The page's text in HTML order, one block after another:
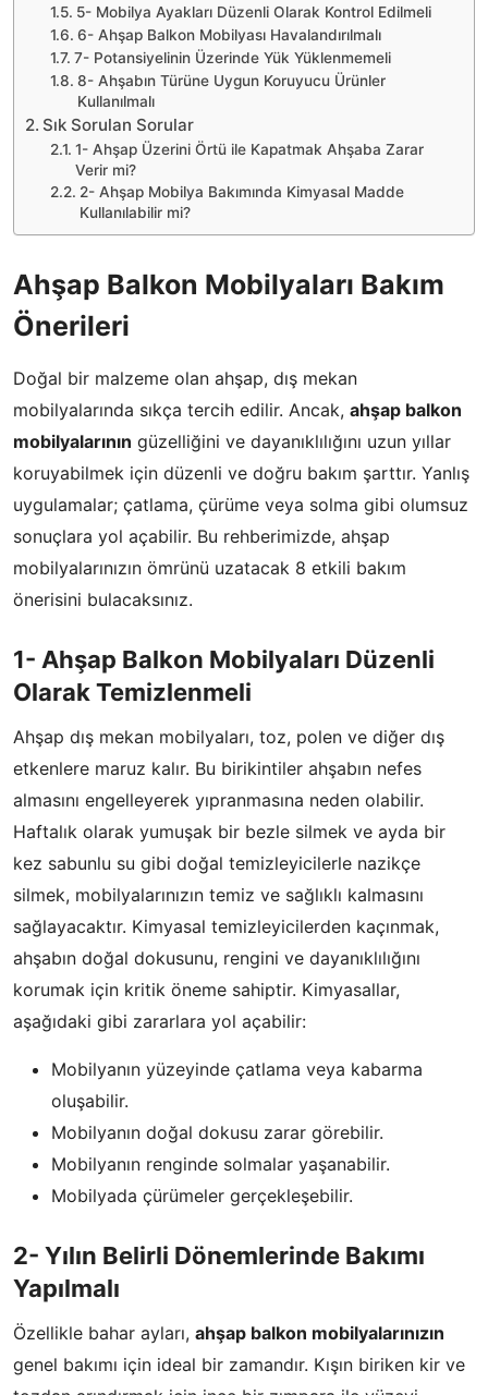
5- Mobilya Ayakları Düzenli Olarak Kontrol Edilmeli
6- Ahşap Balkon Mobilyası Havalandırılmalı
7- Potansiyelinin Üzerinde Yük Yüklenmemeli
8- Ahşabın Türüne Uygun Koruyucu Ürünler
Kullanılmalı
Sık Sorulan Sorular
1- Ahşap Üzerini Örtü ile Kapatmak Ahşaba Zarar
Verir mi?
2- Ahşap Mobilya Bakımında Kimyasal Madde
Kullanılabilir mi?
Ahşap Balkon Mobilyaları Bakım
Önerileri
Doğal bir malzeme olan ahşap, dış mekan
mobilyalarında sıkça tercih edilir. Ancak, ahşap balkon
mobilyalarının güzelliğini ve dayanıklılığını uzun yıllar
koruyabilmek için düzenli ve doğru bakım şarttır. Yanlış
uygulamalar; çatlama, çürüme veya solma gibi olumsuz
sonuçlara yol açabilir. Bu rehberimizde, ahşap
mobilyalarınızın ömrünü uzatacak 8 etkili bakım
önerisini bulacaksınız.
1- Ahşap Balkon Mobilyaları Düzenli
Olarak Temizlenmeli
Ahşap dış mekan mobilyaları, toz, polen ve diğer dış
etkenlere maruz kalır. Bu birikintiler ahşabın nefes
almasını engelleyerek yıpranmasına neden olabilir.
Haftalık olarak yumuşak bir bezle silmek ve ayda bir
kez sabunlu su gibi doğal temizleyicilerle nazikçe
silmek, mobilyalarınızın temiz ve sağlıklı kalmasını
sağlayacaktır. Kimyasal temizleyicilerden kaçınmak,
ahşabın doğal dokusunu, rengini ve dayanıklılığını
korumak için kritik öneme sahiptir. Kimyasallar,
aşağıdaki gibi zararlara yol açabilir:
Mobilyanın yüzeyinde çatlama veya kabarma
oluşabilir.
Mobilyanın doğal dokusu zarar görebilir.
Mobilyanın renginde solmalar yaşanabilir.
Mobilyada çürümeler gerçekleşebilir.
2- Yılın Belirli Dönemlerinde Bakımı
Yapılmalı
Özellikle bahar ayları, ahşap balkon mobilyalarınızın
genel bakımı için ideal bir zamandır. Kışın biriken kir ve